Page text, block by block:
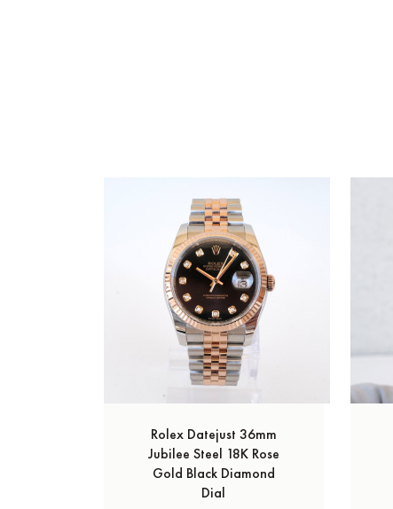
Rolex Datejust 36mm
Jubilee Steel 18K Rose
Gold Black Diamond
Dial